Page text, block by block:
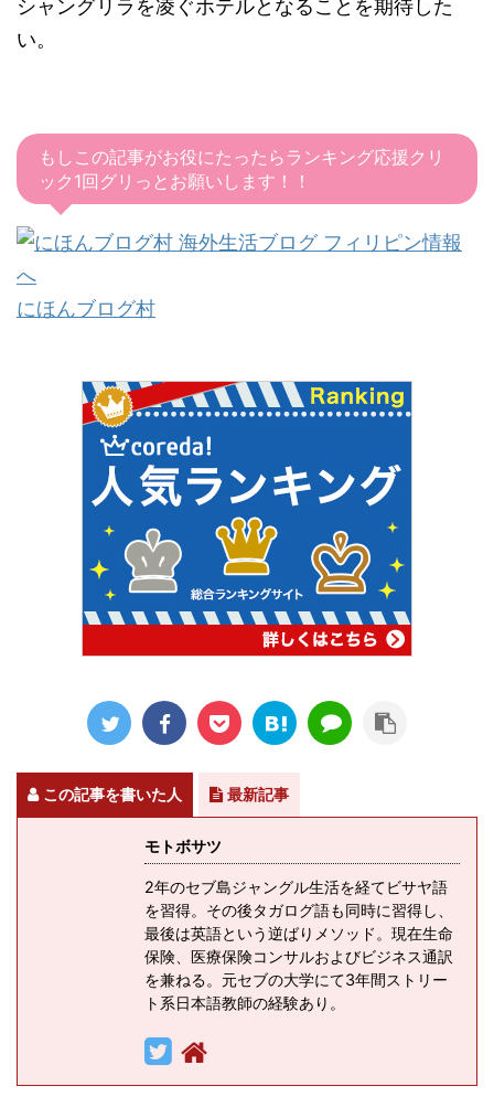
シャングリラを凌ぐホテルとなることを期待した
い。
もしこの記事がお役にたったらランキング応援クリ
ック1回グリっとお願いします！！
にほんブログ村
この記事を書いた人 最新記事
モトボサツ
2年のセブ島ジャングル生活を経てビサヤ語
を習得。その後タガログ語も同時に習得し、
最後は英語という逆ばりメソッド。現在生命
保険、医療保険コンサルおよびビジネス通訳
を兼ねる。元セブの大学にて3年間ストリー
ト系日本語教師の経験あり。